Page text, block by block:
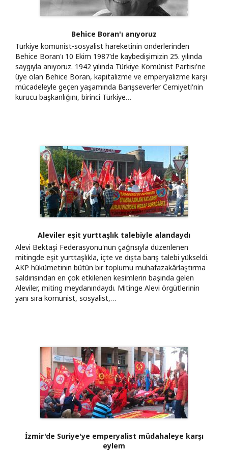
Behice Boran'ı anıyoruz
Türkiye komünist-sosyalist hareketinin önderlerinden
Behice Boran'ı 10 Ekim 1987'de kaybedişimizin 25. yılında
saygıyla anıyoruz. 1942 yılında Türkiye Komünist Partisi'ne
üye olan Behice Boran, kapitalizme ve emperyalizme karşı
mücadeleyle geçen yaşamında Barışseverler Cemiyeti'nin
kurucu başkanlığını, birinci Türkiye…
Aleviler eşit yurttaşlık talebiyle alandaydı
Alevi Bektaşi Federasyonu'nun çağrısıyla düzenlenen
mitingde eşit yurttaşlıkla, içte ve dışta barış talebi yükseldi.
AKP hükümetinin bütün bir toplumu muhafazakârlaştırma
saldırısından en çok etkilenen kesimlerin başında gelen
Aleviler, miting meydanındaydı. Mitinge Alevi örgütlerinin
yanı sıra komünist, sosyalist,…
İzmir'de Suriye'ye emperyalist müdahaleye karşı
eylem